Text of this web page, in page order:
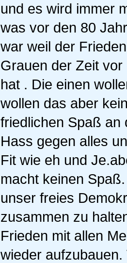
und es wird immer
was vor den 80
war weil der
Grauen der Zeit
hat . Die einen
wollen das aber
friedlichen Spaß an
Hass gegen alles
Fit wie eh und
macht keinen
unser freies
zusammen zu
Frieden mit allen
wieder